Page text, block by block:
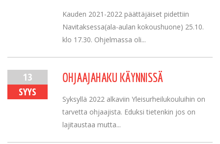
Kauden 2021-2022 päättäjäiset pidettiin
Navitaksessa(ala-aulan kokoushuone) 25.10.
klo 17.30. Ohjelmassa oli...
13
SYYS
OHJAAJAHAKU KÄYNNISSÄ
Syksyllä 2022 alkaviin Yleisurheilukouluihin on
tarvetta ohjaajista. Eduksi tietenkin jos on
lajitaustaa mutta...